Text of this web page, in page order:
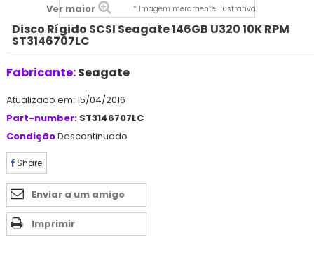
Ver maior * Imagem meramente ilustrativa
Disco Rígido SCSI Seagate 146GB U320 10K RPM
ST3146707LC
Fabricante:Seagate
Atualizado em: 15/04/2016
Part-number: ST3146707LC
CondiçãoDescontinuado
Share
Enviar a um amigo
Imprimir